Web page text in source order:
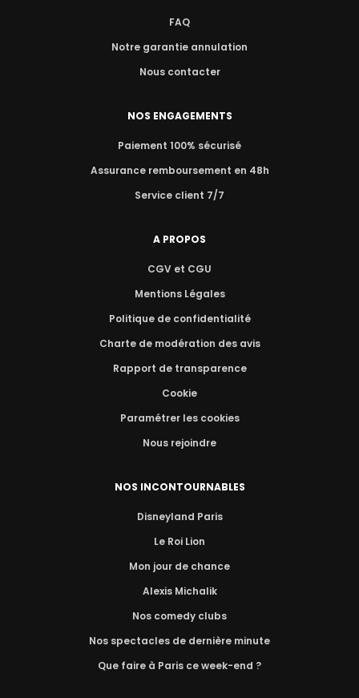
FAQ
Notre garantie annulation
Nous contacter
NOS ENGAGEMENTS
Paiement 100% sécurisé
Assurance remboursement en 48h
Service client 7/7
A PROPOS
CGV et CGU
Mentions Légales
Politique de confidentialité
Charte de modération des avis
Rapport de transparence
Cookie
Paramétrer les cookies
Nous rejoindre
NOS INCONTOURNABLES
Disneyland Paris
Le Roi Lion
Mon jour de chance
Alexis Michalik
Nos comedy clubs
Nos spectacles de dernière minute
Que faire à Paris ce week-end ?